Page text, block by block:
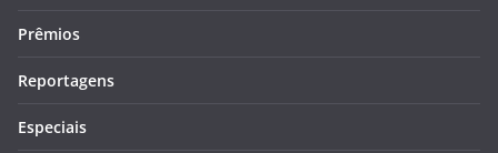
Prêmios
Reportagens
Especiais